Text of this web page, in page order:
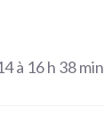
à 16 h 38 min